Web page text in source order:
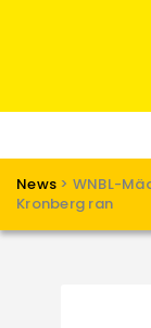
News > WNBL-
Kronberg ran